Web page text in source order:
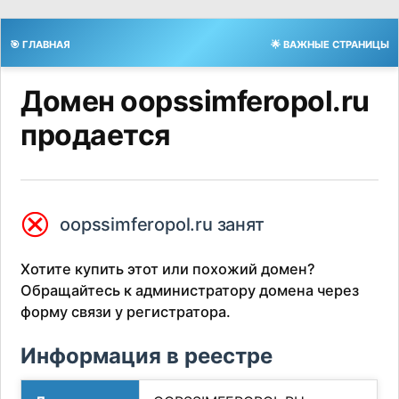
🎯 ГЛАВНАЯ 🌟 ВАЖНЫЕ СТРАНИЦЫ
Домен oopssimferopol.ru
продается
⮿ oopssimferopol.ru занят
Хотите купить этот или похожий домен?
Обращайтесь к администратору домена через
форму связи у регистратора.
Информация в реестре